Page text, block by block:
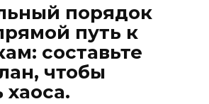
порядок
путь к
составьте
чтобы
хаоса.